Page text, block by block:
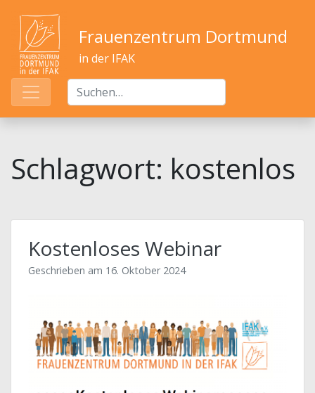
Frauenzentrum Dortmund
in der IFAK
Schlagwort: kostenlos
Kostenloses Webinar
Geschrieben am 16. Oktober 2024